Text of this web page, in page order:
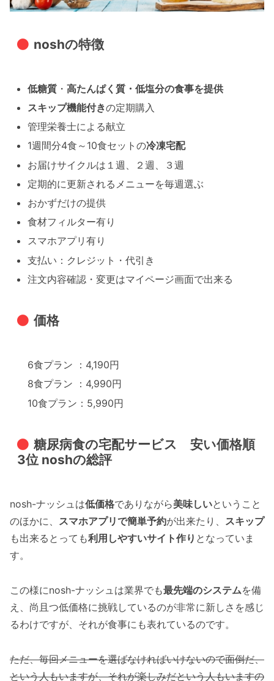
noshの特徴
低糖質 ・高たんぱく質・低塩分の食事を提供
スキップ機能付きの定期購入
管理栄養士による献立
1週間分4食～10食セットの冷凍宅配
お届けサイクルは１週、２週、３週
定期的に更新されるメニューを毎週選ぶ
おかずだけの提供
食材フィルター有り
スマホアプリ有り
支払い：クレジット・代引き
注文内容確認・変更はマイページ画面で出来る
価格
6食プラン ：4,190円
8食プラン ：4,990円
10食プラン：5,990円
糖尿病食の宅配サービス 安い価格順
3位 noshの総評
nosh-ナッシュは低価格でありながら美味しいということ
のほかに、 スマホアプリで簡単予約が出来たり、 スキップ
も出来るとっても利用しやすいサイト作り となっていま
す。
この様にnosh-ナッシュは業界でも最先端のシステムを備
え、尚且つ低価格に挑戦しているのが非常に新しさを感じ
るわけですが、それが食事にも表れているのです。
ただ、毎回メニューを選ばなければいけないので面倒だ、
という人もいますが、それが楽しみだという人もいますの